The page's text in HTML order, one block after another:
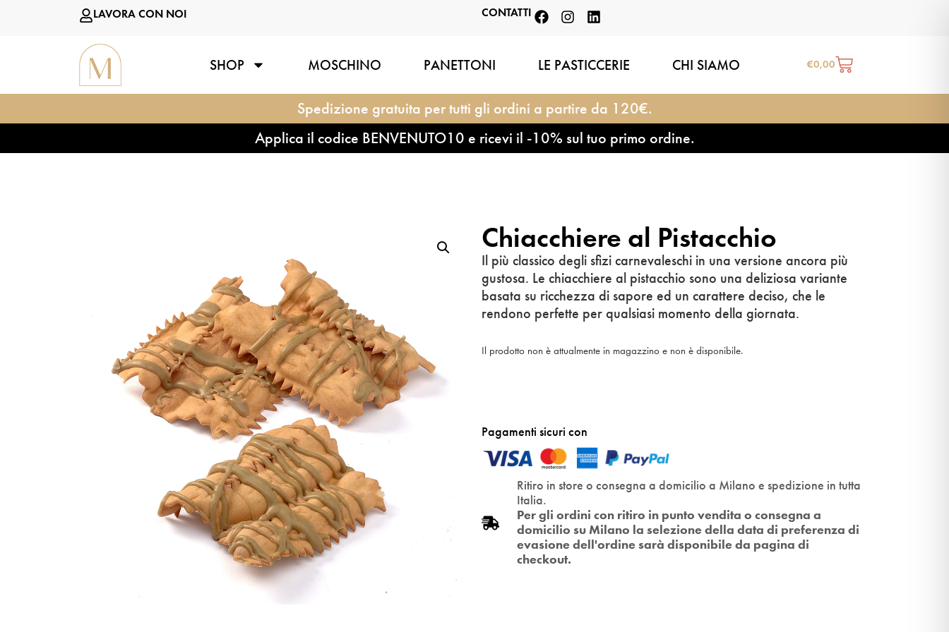
LAVORA CON NOI CONTATTI
SHOP MOSCHINO PANETTONI LE PASTICCERIE CHI SIAMO €0,00
Spedizione gratuita per tutti gli ordini a partire da 120€.
Applica il codice BENVENUTO10 e ricevi il -10% sul tuo primo ordine.
Chiacchiere al Pistacchio
Il più classico degli sfizi carnevaleschi in una versione ancora più
gustosa. Le chiacchiere al pistacchio sono una deliziosa variante
basata su ricchezza di sapore ed un carattere deciso, che le
rendono perfette per qualsiasi momento della giornata.
Il prodotto non è attualmente in magazzino e non è disponibile.
Pagamenti sicuri con
Ritiro in store o consegna a domicilio a Milano e spedizione in tutta
Italia.
Per gli ordini con ritiro in punto vendita o consegna a
domicilio su Milano la selezione della data di preferenza di
evasione dell'ordine sarà disponibile da pagina di
checkout.